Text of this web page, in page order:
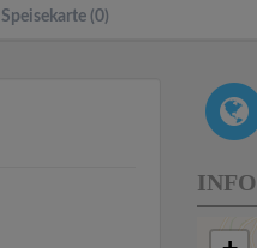
Speisekarte (0)
INFO